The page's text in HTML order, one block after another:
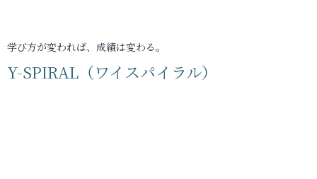
学び方が変われば、成績は変わる。
Y-SPIRAL（ワイスパイラル）